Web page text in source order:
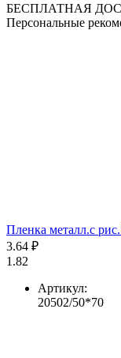
БЕСПЛАТНАЯ
Персональные
Пленка металл.с
3.64 ₽
1.82
Артикул:
20502/50*70